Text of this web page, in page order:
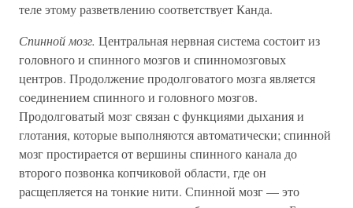
теле этому разветвлению соответствует Канда.
Спинной мозг. Центральная нервная система состоит из
головного и спинного мозгов и спинномозговых
центров. Продолжение продолговатого мозга является
соединением спинного и головного мозгов.
Продолговатый мозг связан с функциями дыхания и
глотания, которые выполняются автоматически; спинной
мозг простирается от вершины спинного канала до
второго позвонка копчиковой области, где он
расщепляется на тонкие нити. Спинной мозг — это